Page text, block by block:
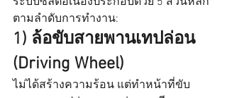
ตามลำดับการทำงาน:
1) ล้อขับสายพานเทปล่อน
(Driving Wheel)
ไม่ได้สร้างความร้อน แต่ทำหน้าที่ขับ